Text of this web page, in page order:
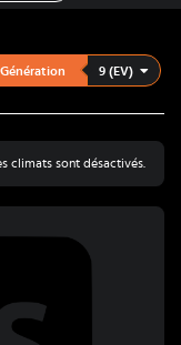
Génération 9 (EV)
climats sont désactivés.